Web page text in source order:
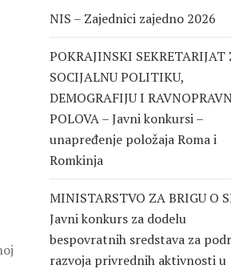
NIS – Zajednici zajedno 2026
POKRAJINSKI SEKRETARIJAT
SOCIJALNU POLITIKU,
DEMOGRAFIJU I
POLOVA – Javni konkursi –
unapređenje položaja Roma i
Romkinja
MINISTARSTVO ZA BRIGU O
Javni konkurs za dodelu
bespovratnih sredstava za
razvoja privrednih aktivnosti u